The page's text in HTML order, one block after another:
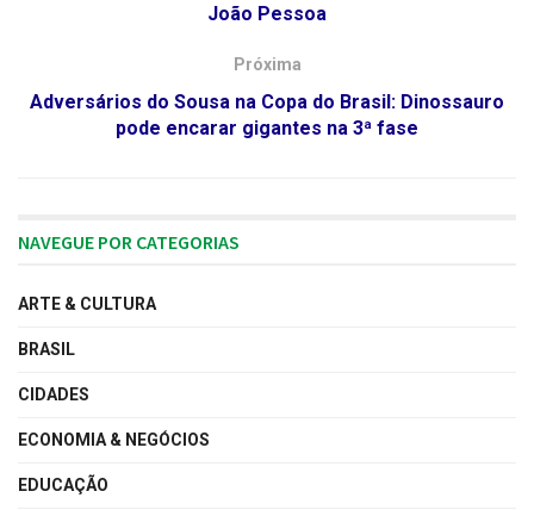
João Pessoa
Próxima
Adversários do Sousa na Copa do Brasil: Dinossauro
pode encarar gigantes na 3ª fase
NAVEGUE POR CATEGORIAS
ARTE & CULTURA
BRASIL
CIDADES
ECONOMIA & NEGÓCIOS
EDUCAÇÃO